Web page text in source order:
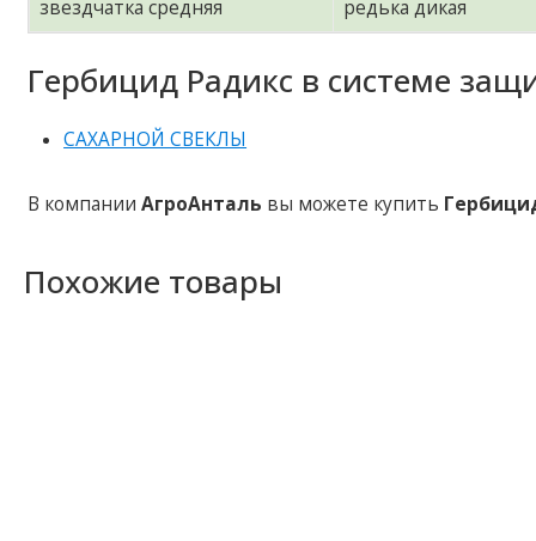
звездчатка средняя
редька дикая
Гербицид Радикс в системе
САХАРНОЙ СВЕКЛЫ
В компанииАгроАнталь вы можете купить
Похожие товары